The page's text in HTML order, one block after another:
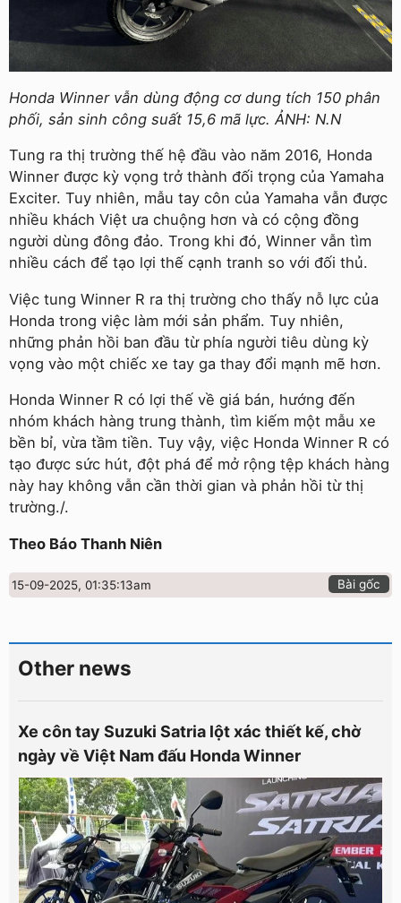
Honda Winner vẫn dùng động cơ dung tích 150 phân
phối, sản sinh công suất 15,6 mã lực. ẢNH: N.N
Tung ra thị trường thế hệ đầu vào năm 2016, Honda
Winner được kỳ vọng trở thành đối trọng của Yamaha
Exciter. Tuy nhiên, mẫu tay côn của Yamaha vẫn được
nhiều khách Việt ưa chuộng hơn và có cộng đồng
người dùng đông đảo. Trong khi đó, Winner vẫn tìm
nhiều cách để tạo lợi thế cạnh tranh so với đối thủ.
Việc tung Winner R ra thị trường cho thấy nỗ lực của
Honda trong việc làm mới sản phẩm. Tuy nhiên,
những phản hồi ban đầu từ phía người tiêu dùng kỳ
vọng vào một chiếc xe tay ga thay đổi mạnh mẽ hơn.
Honda Winner R có lợi thế về giá bán, hướng đến
nhóm khách hàng trung thành, tìm kiếm một mẫu xe
bền bỉ, vừa tầm tiền. Tuy vậy, việc Honda Winner R có
tạo được sức hút, đột phá để mở rộng tệp khách hàng
này hay không vẫn cần thời gian và phản hồi từ thị
trường./.
Theo Báo Thanh Niên
15-09-2025, 01:35:13am Bài gốc
Other news
Xe côn tay Suzuki Satria lột xác thiết kế, chờ
ngày về Việt Nam đấu Honda Winner